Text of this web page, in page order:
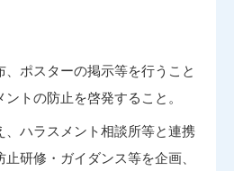
、ポスターの掲示等を行うこと
トの防止を啓発すること。
、ハラスメント相談所等と連携
研修・ガイダンス等を企画、